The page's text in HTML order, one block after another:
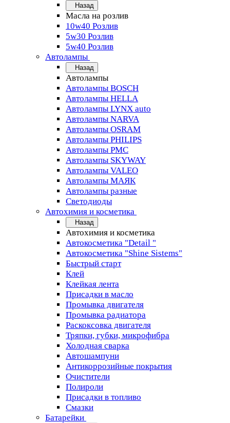
Назад
Масла на розлив
10w40 Розлив
5w30 Розлив
5w40 Розлив
Автолампы
Назад
Автолампы
Автолампы BOSCH
Автолампы HELLA
Автолампы LYNX auto
Автолампы NARVA
Автолампы OSRAM
Автолампы PHILIPS
Автолампы PMC
Автолампы SKYWAY
Автолампы VALEO
Автолампы МАЯК
Автолампы разные
Светодиоды
Автохимия и косметика
Назад
Автохимия и косметика
Автокосметика "Detail "
Автокосметика "Shine Sistems"
Быстрый старт
Клей
Клейкая лента
Присадки в масло
Промывка двигателя
Промывка радиатора
Раскоксовка двигателя
Тряпки, губки, микрофибра
Холодная сварка
Автошампуни
Антикоррозийные покрытия
Очистители
Полироли
Присадки в топливо
Смазки
Батарейки